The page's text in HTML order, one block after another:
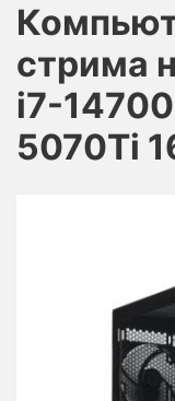
стрима
i7-14700
5070Ti